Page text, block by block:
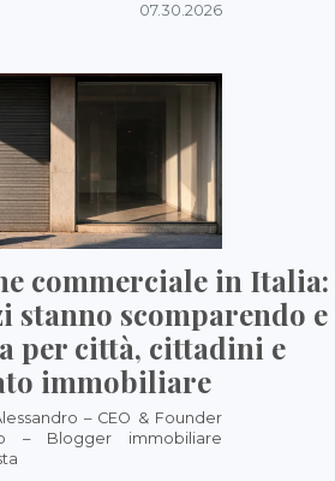
07.30.2026
commerciale in Italia:
stanno scomparendo e
per città, cittadini e
immobiliare
– CEO & Founder
– Blogger immobiliare